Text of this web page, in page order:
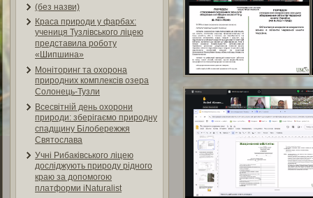
(без назви)
Краса природи у фарбах:
учениця Тузлівського ліцею
представила роботу
«Шипшина»
Моніторинг та охорона
природних комплексів озера
Солонець-Тузли
Всесвітній день охорони
природи: зберігаємо природну
спадщину Білобережжя
Святослава
Учні Рибаківського ліцею
досліджують природу рідного
краю за допомогою
платформи iNaturalist